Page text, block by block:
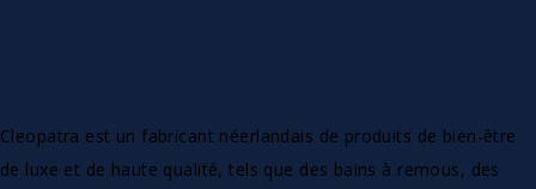
Cleopatra est un fabricant néerlandais de produits de bien-être
de luxe et de haute qualité, tels que des bains à remous, des